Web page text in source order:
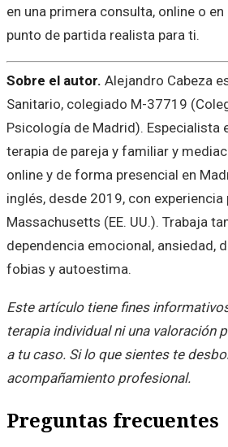
en una primera consulta, online o
punto de partida realista para ti.
Sobre el autor. Alejandro Cabeza
Sanitario, colegiado M-37719
Psicología de Madrid). Especialista
terapia de pareja y familiar y
online y de forma presencial en
inglés, desde 2019, con experiencia
Massachusetts (EE. UU.). Trabaja
dependencia emocional, ansiedad,
fobias y autoestima.
Este artículo tiene fines
terapia individual ni una valoración
a tu caso. Si lo que sientes te
acompañamiento profesional.
Preguntas frecuentes